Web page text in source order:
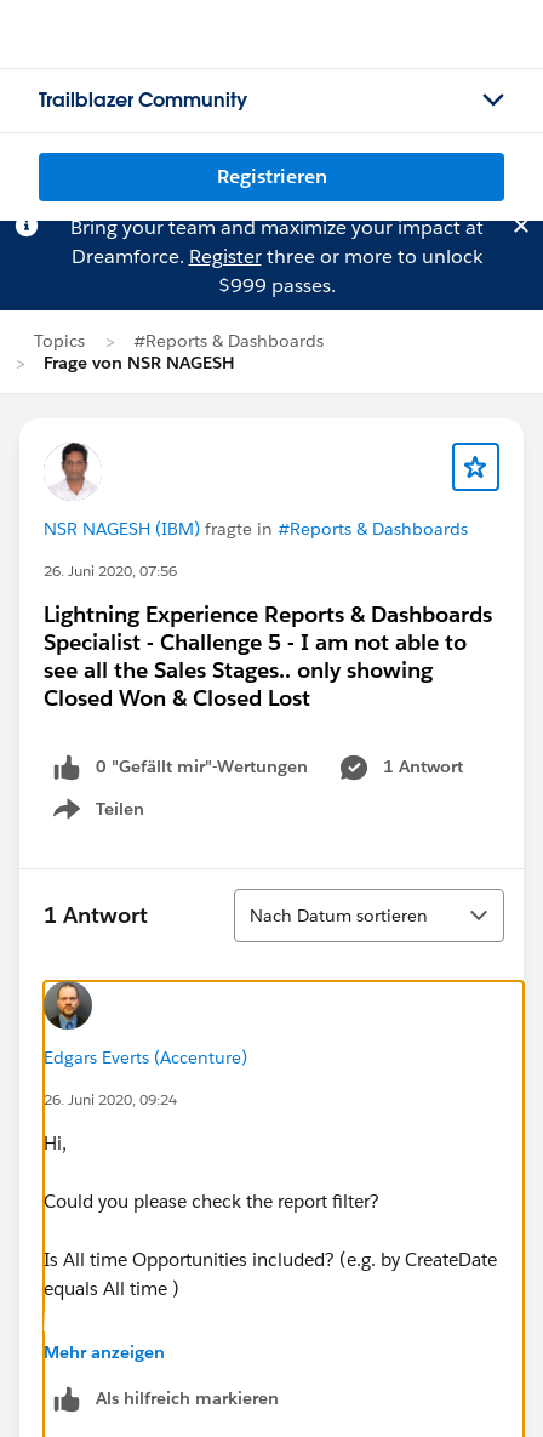
Trailblazer Community
Registrieren
Bring your team and maximize your impact at
Dreamforce. Registerthree or more to unlock
$999 passes.
Topics
#Reports & Dashboards
Frage von NSR NAGESH
NSR NAGESH (IBM) fragte in #Reports & Dashboards
26. Juni 2020, 07:56
Lightning Experience Reports & Dashboards
Specialist - Challenge 5 - I am not able to
see all the Sales Stages.. only showing
Closed Won & Closed Lost
0 "Gefällt mir"-Wertungen
1 Antwort
Teilen
Show menu
1 Antwort
Sortieren
Nach Datum sortieren
Edgars Everts (Accenture)
26. Juni 2020, 09:24
Hi,
Could you please check the report filter?
Is All time Opportunities included? (e.g. by CreateDate
equals All time )
Maybe report has filter by Stage ( Closed ) , then filter
Mehr anzeigen
Als hilfreich markieren